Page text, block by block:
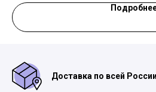
Доставка по всей России